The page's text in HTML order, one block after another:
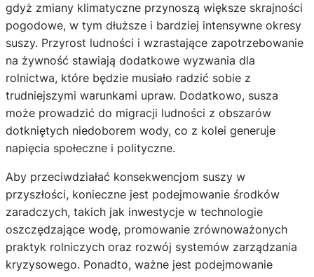
gdyż zmiany klimatyczne przynoszą większe skrajności
pogodowe, w tym dłuższe i bardziej intensywne okresy
suszy. Przyrost ludności i wzrastające zapotrzebowanie
na żywność stawiają dodatkowe wyzwania dla
rolnictwa, które będzie musiało radzić sobie z
trudniejszymi warunkami upraw. Dodatkowo, susza
może prowadzić do migracji ludności z obszarów
dotkniętych niedoborem wody, co z kolei generuje
napięcia społeczne i polityczne.
Aby przeciwdziałać konsekwencjom suszy w
przyszłości, konieczne jest podejmowanie środków
zaradczych, takich jak inwestycje w technologie
oszczędzające wodę, promowanie zrównoważonych
praktyk rolniczych oraz rozwój systemów zarządzania
kryzysowego. Ponadto, ważne jest podejmowanie